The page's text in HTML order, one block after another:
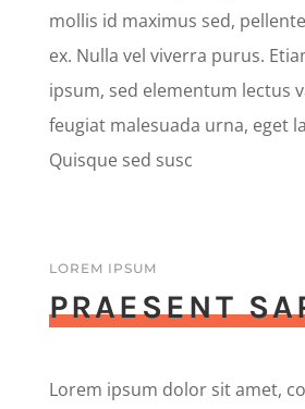
mollis id maximus sed,
ex. Nulla vel viverra purus.
ipsum, sed elementum lectus
feugiat malesuada urna, eget
Quisque sed susc
LOREM IPSUM
PRAESENT
Lorem ipsum dolor sit amet,